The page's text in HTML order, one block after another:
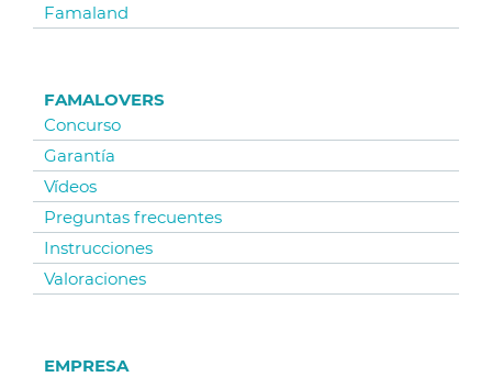
Famaland
FAMALOVERS
Concurso
Garantía
Vídeos
Preguntas frecuentes
Instrucciones
Valoraciones
EMPRESA